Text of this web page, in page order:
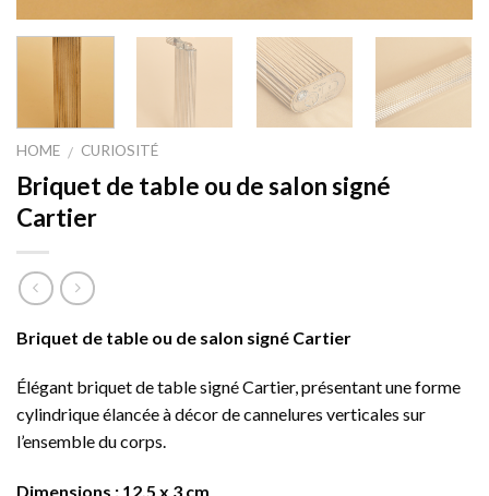
HOME / CURIOSITÉ
Briquet de table ou de salon signé
Cartier
Briquet de table ou de salon signé Cartier
Élégant briquet de table signé Cartier, présentant une forme
cylindrique élancée à décor de cannelures verticales sur
l’ensemble du corps.
Dimensions : 12,5 x 3 cm